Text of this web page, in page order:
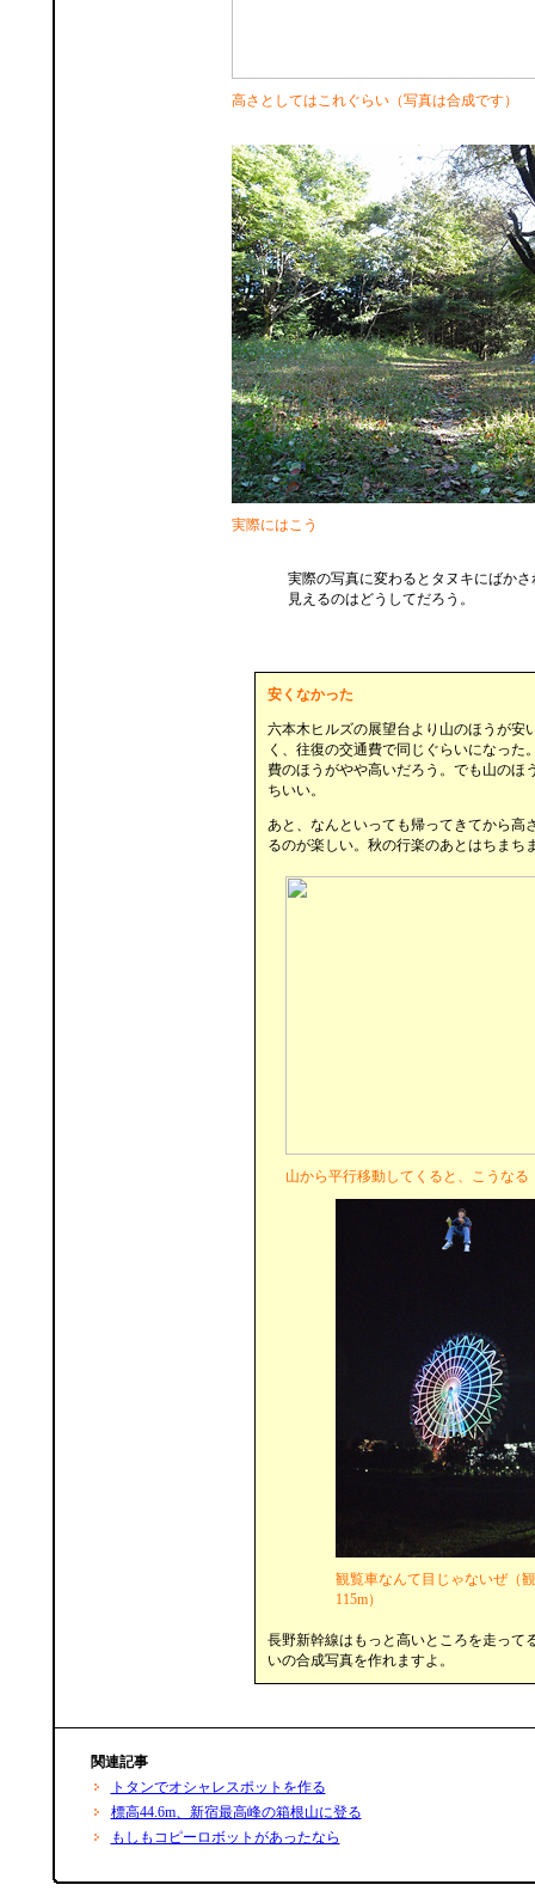
高さとしてはこれぐらい（写真は合成です）
実際にはこう
実際の写真に変わるとタヌキにばか
見えるのはどうしてだろう。
安くなかった
六本木ヒルズの展望台より山のほうが安
く、往復の交通費で同じぐらいになった
費のほうがやや高いだろう。でも山のほ
ちいい。
あと、なんといっても帰ってきてから高
るのが楽しい。秋の行楽のあとはちまち
山から平行移動してくると、こうなる
観覧車なんて目じゃないぜ（
115m）
長野新幹線はもっと高いところを走って
いの合成写真を作れますよ。
関連記事
トタンでオシャレスポットを作る
標高44.6m、新宿最高峰の箱根山に登る
もしもコピーロボットがあったなら